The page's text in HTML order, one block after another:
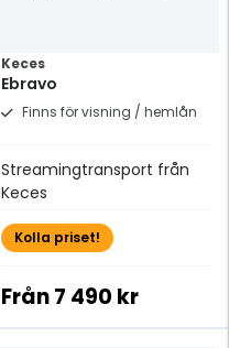
Keces
Ebravo
Finns för visning / hemlån
Streamingtransport från
Keces
Kolla priset!
Från7 490 kr